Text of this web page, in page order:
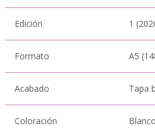
Edición 1
Formato A5
Acabado Tapa
Coloración